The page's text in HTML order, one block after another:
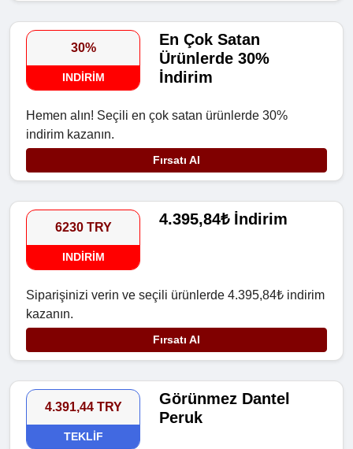
30%
INDIRIM
En Çok Satan
Ürünlerde 30%
İndirim
Hemen alın! Seçili en çok satan ürünlerde 30%
indirim kazanın.
Fırsatı Al
6230 TRY
INDIRIM
4.395,84₺ İndirim
Siparişinizi verin ve seçili ürünlerde 4.395,84₺ indirim
kazanın.
Fırsatı Al
4.391,44 TRY
TEKLIF
Görünmez Dantel
Peruk